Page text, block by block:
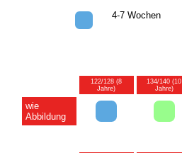
4-7 Wochen
122/128 (8
Jahre)
134/140 (10
Jahre)
wie
Abbildung